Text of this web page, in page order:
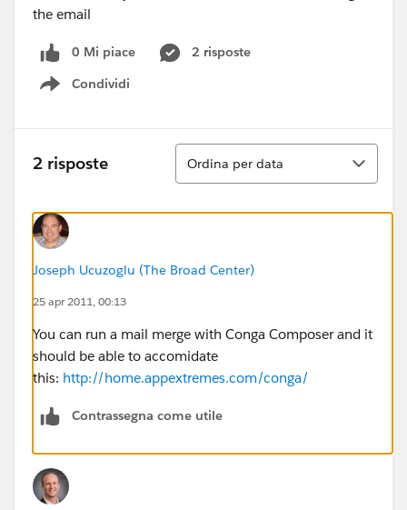
the email
0 Mi piace
2 risposte
Condividi
Show menu
2 risposte
Ordina
Ordina per data
Joseph Ucuzoglu (The Broad Center)
25 apr 2011, 00:13
You can run a mail merge with Conga Composer and it
should be able to accomidate
this: http://home.appextremes.com/conga/
Contrassegna come utile